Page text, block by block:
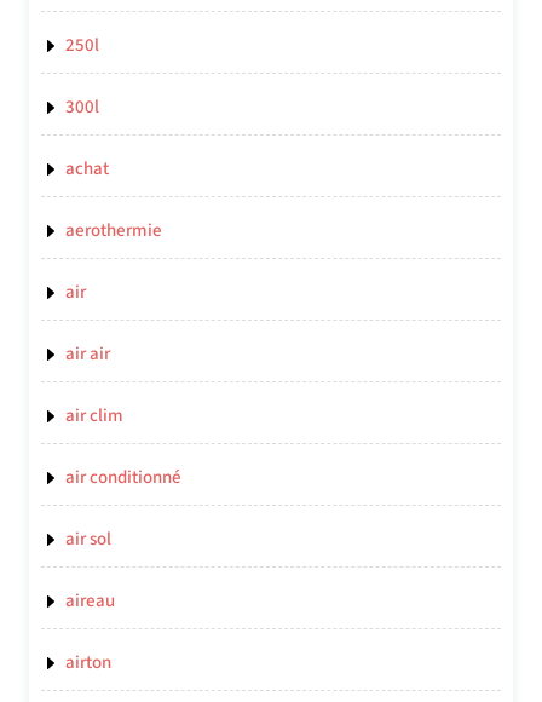
250l
300l
achat
aerothermie
air
air air
air clim
air conditionné
air sol
aireau
airton